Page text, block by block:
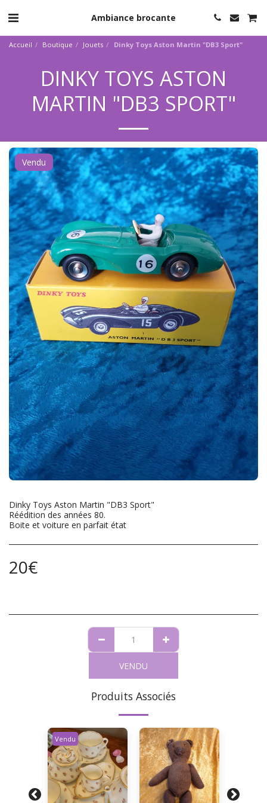
Ambiance brocante
Accueil Boutique Jouets Dinky Toys Aston Martin "DB3 Sport"
DINKY TOYS ASTON
MARTIN "DB3 SPORT"
Vendu
Dinky Toys Aston Martin "DB3 Sport"
Réédition des années 80.
Boite et voiture en parfait état
20€
VENDU
Produits Associés
Vendu